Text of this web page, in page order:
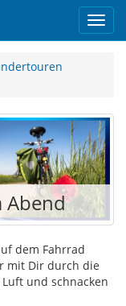
Abend
dem Fahrrad
mit Dir durch die
und schnacken